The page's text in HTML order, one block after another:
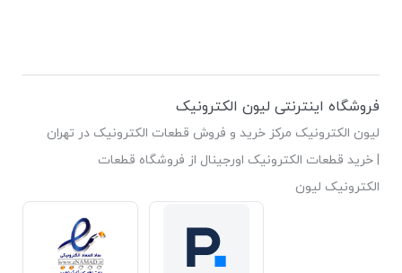
فروشگاه اینترنتی لیون الکترونیک
لیون الکترونیک مرکز خرید و فروش قطعات الکترونیک در تهران
| خرید قطعات الکترونیک اورجینال از فروشگاه قطعات
الکترونیک لیون